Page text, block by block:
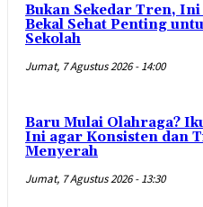
Bukan Sekedar Tren, Ini
Bekal Sehat Penting
Sekolah
Jumat, 7 Agustus 2026 - 14:00
Baru Mulai Olahraga?
Ini agar Konsisten dan
Menyerah
Jumat, 7 Agustus 2026 - 13:30